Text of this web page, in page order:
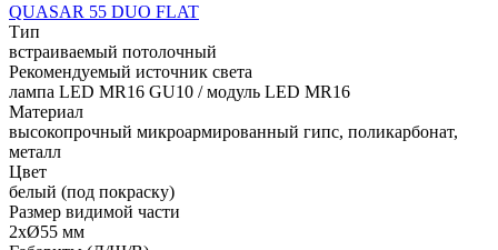
QUASAR 55 DUO FLAT
Тип
встраиваемый потолочный
Рекомендуемый источник света
лампа LED MR16 GU10 / модуль LED MR16
Материал
высокопрочный микроармированный гипс, поликарбонат,
металл
Цвет
белый (под покраску)
Размер видимой части
2xØ55 мм